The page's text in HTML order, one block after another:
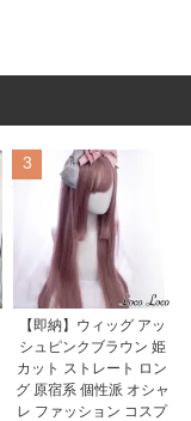
3
【即納】ウィッグ アッ
シュピンクブラウン 姫
カット ストレート ロン
グ 原宿系 個性派 オシャ
レ ファッション コスプ